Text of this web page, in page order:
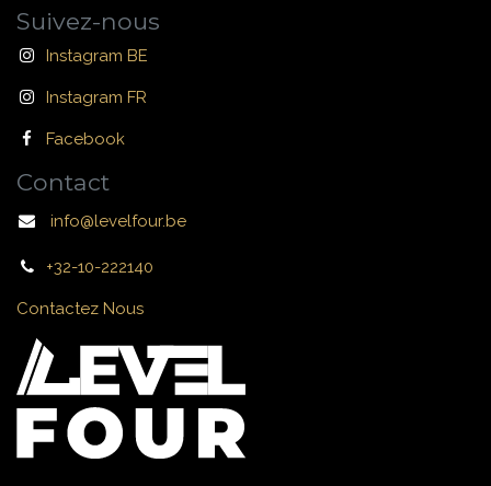
Suivez-nous
Instagram BE
Instagram FR
Facebook
Contact
info@levelfour.be
+32-10-222140
Contactez Nous